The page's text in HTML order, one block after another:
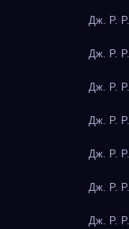
Дж. Р.
Дж. Р.
Дж. Р.
Дж. Р.
Дж. Р.
Дж. Р.
Дж. Р.